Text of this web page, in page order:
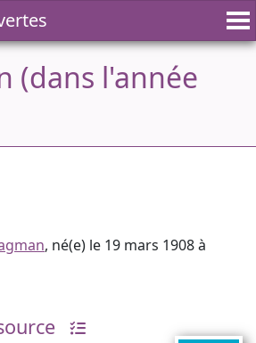
(dans l'année
, né(e) le 19 mars 1908 à